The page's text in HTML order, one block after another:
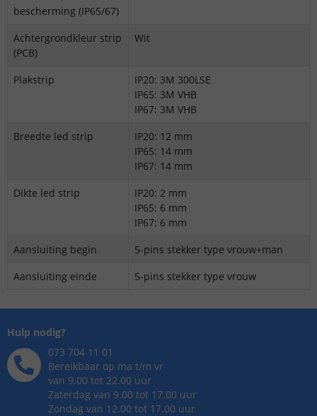
bescherming (IP65/67)
Achtergrondkleur strip
(PCB)
Wit
Plakstrip
IP20: 3M 300LSE
IP65: 3M VHB
IP67: 3M VHB
Breedte led strip
IP20: 12 mm
IP65: 14 mm
IP67: 14 mm
Dikte led strip
IP20: 2 mm
IP65: 6 mm
IP67: 6 mm
Aansluiting begin
5-pins stekker type vrouw+man
Aansluiting einde
5-pins stekker type vrouw
Hulp nodig?
073 704 11 01
Bereikbaar op ma t/m vr
van 9.00 tot 22.00 uur
Zaterdag van 9.00 tot 17.00 uur
Zondag van 12.00 tot 17.00 uur